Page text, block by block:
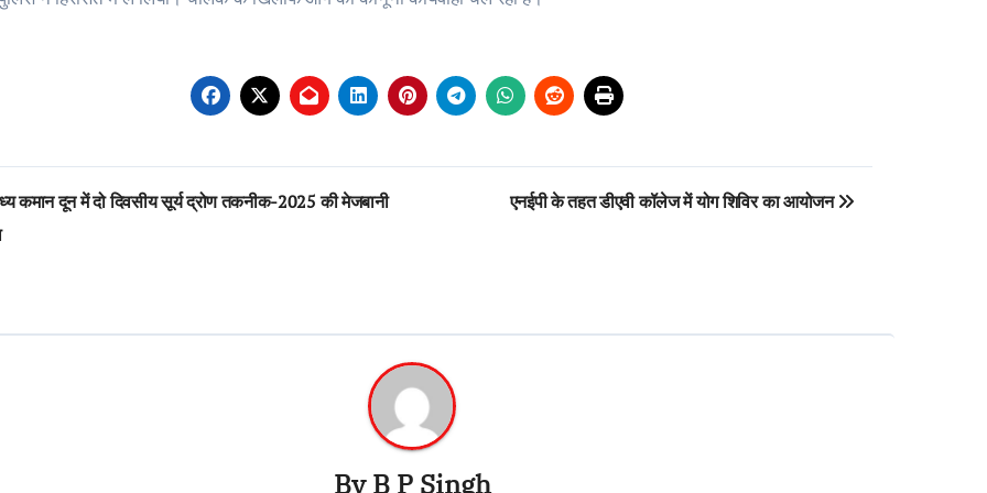
कमान दून में दो दिवसीय सूर्य द्रोण तकनीक-2025 की मेजबानी
एनईपी के तहत डीएवी कॉलेज में योग शिविर का आयोजन
ByB P Singh